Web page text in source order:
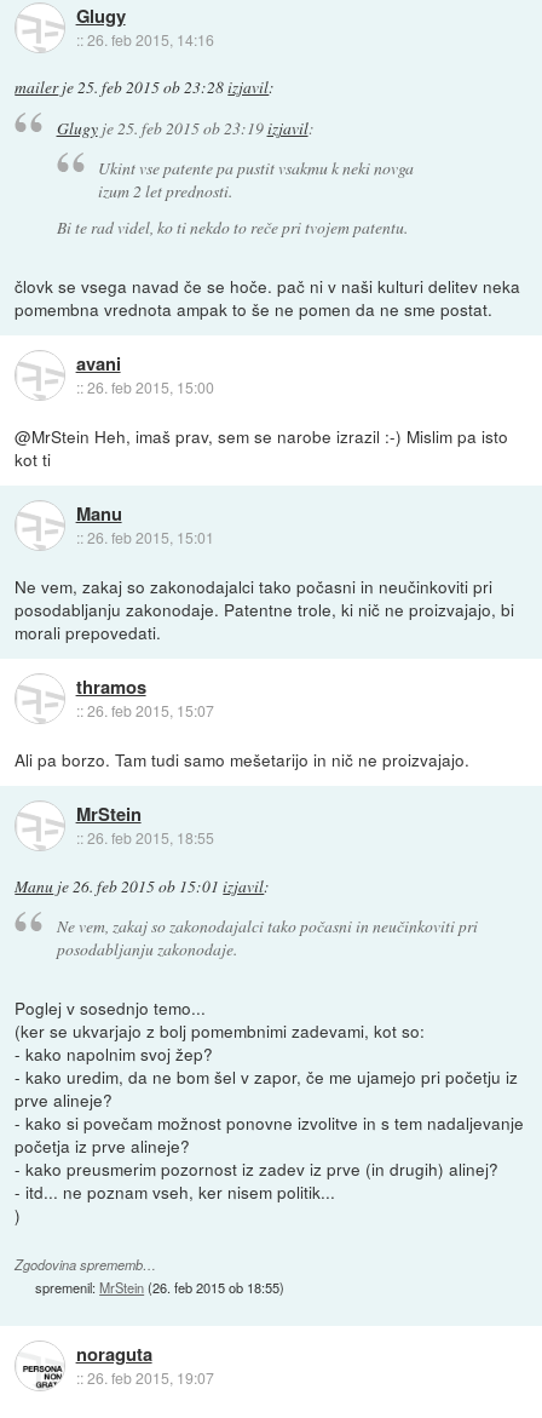
Glugy
::26. feb 2015, 14:16
mailerje25. feb 2015 ob 23:28izjavil:
Glugyje25. feb 2015 ob 23:19izjavil:
Ukint vse patente pa pustit vsakmu k neki novga
izum 2 let prednosti.
Bi te rad videl, ko ti nekdo to reče pri tvojem patentu.
človk se vsega navad če se hoče. pač ni v naši kulturi delitev neka
pomembna vrednota ampak to še ne pomen da ne sme postat.
avani
::26. feb 2015, 15:00
@MrStein Heh, imaš prav, sem se narobe izrazil :-) Mislim pa isto
kot ti
Manu
::26. feb 2015, 15:01
Ne vem, zakaj so zakonodajalci tako počasni in neučinkoviti pri
posodabljanju zakonodaje. Patentne trole, ki nič ne proizvajajo, bi
morali prepovedati.
thramos
::26. feb 2015, 15:07
Ali pa borzo. Tam tudi samo mešetarijo in nič ne proizvajajo.
MrStein
::26. feb 2015, 18:55
Manu je26. feb 2015 ob 15:01 izjavil:
Ne vem, zakaj so zakonodajalci tako počasni in neučinkoviti pri
posodabljanju zakonodaje.
Poglej v sosednjo temo...
(ker se ukvarjajo z bolj pomembnimi zadevami, kot so:
- kako napolnim svoj žep?
- kako uredim, da ne bom šel v zapor, če me ujamejo pri početju iz
prve alineje?
- kako si povečam možnost ponovne izvolitve in s tem nadaljevanje
početja iz prve alineje?
- kako preusmerim pozornost iz zadev iz prve (in drugih) alinej?
- itd... ne poznam vseh, ker nisem politik...
)
Zgodovina sprememb…
spremenil:MrStein(26. feb 2015 ob 18:55)
noraguta
::26. feb 2015, 19:07